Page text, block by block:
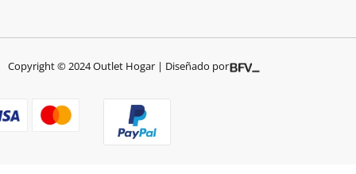
Copyright © 2024 Outlet Hogar | Diseñado por